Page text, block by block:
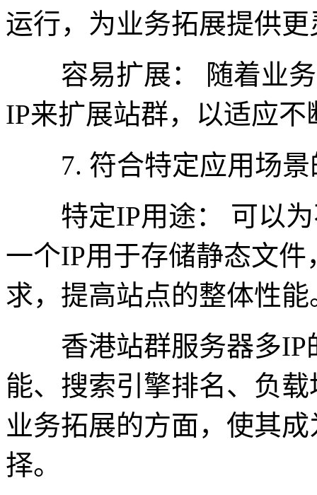
运行，为业务拓展提供
容易扩展： 随着业务
IP来扩展站群，以适应
7. 符合特定应用场景
特定IP用途： 可以为
一个IP用于存储静态文
求，提高站点的整体性能
香港站群服务器多IP
能、搜索引擎排名、负
业务拓展的方面，使其
择。